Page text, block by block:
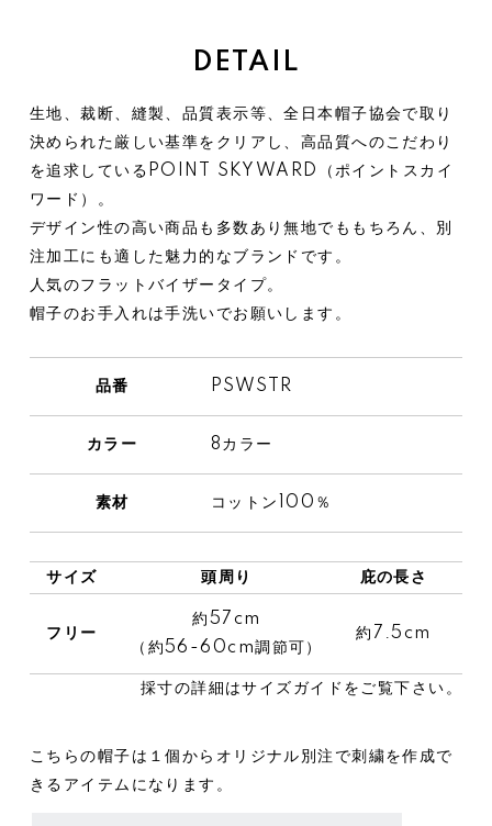
DETAIL
生地、裁断、縫製、品質表示等、全日本帽子協会で取り
決められた厳しい基準をクリアし、高品質へのこだわり
を追求しているPOINT SKYWARD（ポイントスカイ
ワード）。
デザイン性の高い商品も多数あり無地でももちろん、別
注加工にも適した魅力的なブランドです。
人気のフラットバイザータイプ。
帽子のお手入れは手洗いでお願いします。
品番 PSWSTR
カラー 8カラー
素材 コットン100％
サイズ 頭周り 庇の長さ
フリー
約57cm
（約56-60cm調節可）
約7.5cm
採寸の詳細はサイズガイド をご覧下さい。
こちらの帽子は１個からオリジナル別注で刺繍を作成で
きるアイテムになります。